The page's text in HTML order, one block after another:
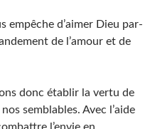
empêche d’aimer Dieu par-
de l’amour et de
donc établir la vertu de
semblables. Avec l’aide